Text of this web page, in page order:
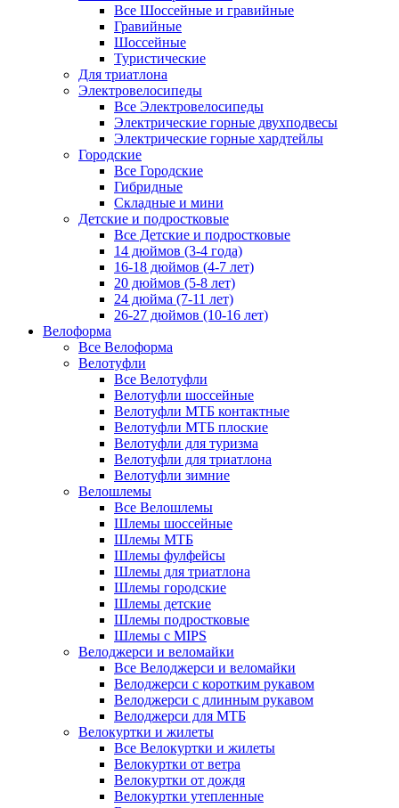
Все Шоссейные и гравийные
Гравийные
Шоссейные
Туристические
Для триатлона
Электровелосипеды
Все Электровелосипеды
Электрические горные двухподвесы
Электрические горные хардтейлы
Городские
Все Городские
Гибридные
Складные и мини
Детские и подростковые
Все Детские и подростковые
14 дюймов (3-4 года)
16-18 дюймов (4-7 лет)
20 дюймов (5-8 лет)
24 дюйма (7-11 лет)
26-27 дюймов (10-16 лет)
Велоформа
Все Велоформа
Велотуфли
Все Велотуфли
Велотуфли шоссейные
Велотуфли МТБ контактные
Велотуфли МТБ плоские
Велотуфли для туризма
Велотуфли для триатлона
Велотуфли зимние
Велошлемы
Все Велошлемы
Шлемы шоссейные
Шлемы МТБ
Шлемы фулфейсы
Шлемы для триатлона
Шлемы городские
Шлемы детские
Шлемы подростковые
Шлемы с MIPS
Велоджерси и веломайки
Все Велоджерси и веломайки
Велоджерси с коротким рукавом
Велоджерси с длинным рукавом
Велоджерси для МТБ
Велокуртки и жилеты
Все Велокуртки и жилеты
Велокуртки от ветра
Велокуртки от дождя
Велокуртки утепленные